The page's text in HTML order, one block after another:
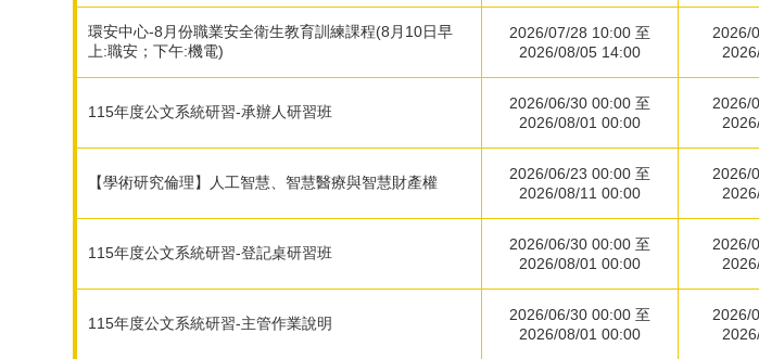
環安中心-8月份職業安全衛生教育訓練課程(8月10日早
上:職安；下午:機電)
2026/07/28 10:00 至
2026/08/05 14:00
2026/
115年度公文系統研習-承辦人研習班
2026/06/30 00:00 至
2026/08/01 00:00
2026/
【學術研究倫理】人工智慧、智慧醫療與智慧財產權
2026/06/23 00:00 至
2026/08/11 00:00
2026/
115年度公文系統研習-登記桌研習班
2026/06/30 00:00 至
2026/08/01 00:00
2026/
115年度公文系統研習-主管作業說明
2026/06/30 00:00 至
2026/08/01 00:00
2026/